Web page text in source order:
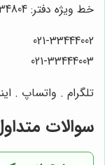
خط ویژه دفتر: 34804-021
021-33444002
021-33444003
تلگرام . واتساپ . اینستاگرام
سوالات